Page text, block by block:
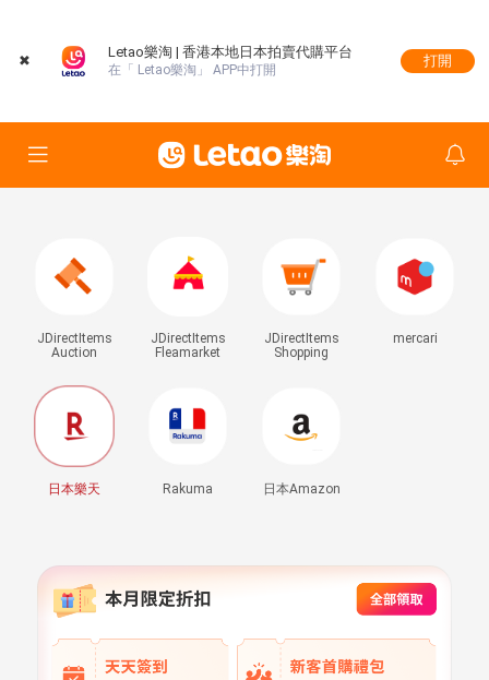
✖
Letao樂淘 | 香港本地日本拍賣代購平台
在「 Letao樂淘」 APP中打開
打開
JDirectItems
Auction
JDirectItems
Fleamarket
JDirectItems
Shopping
mercari
日本樂天 Rakuma 日本Amazon